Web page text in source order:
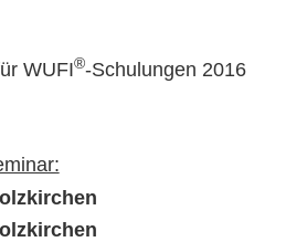
WUFI®-Schulungen 2016